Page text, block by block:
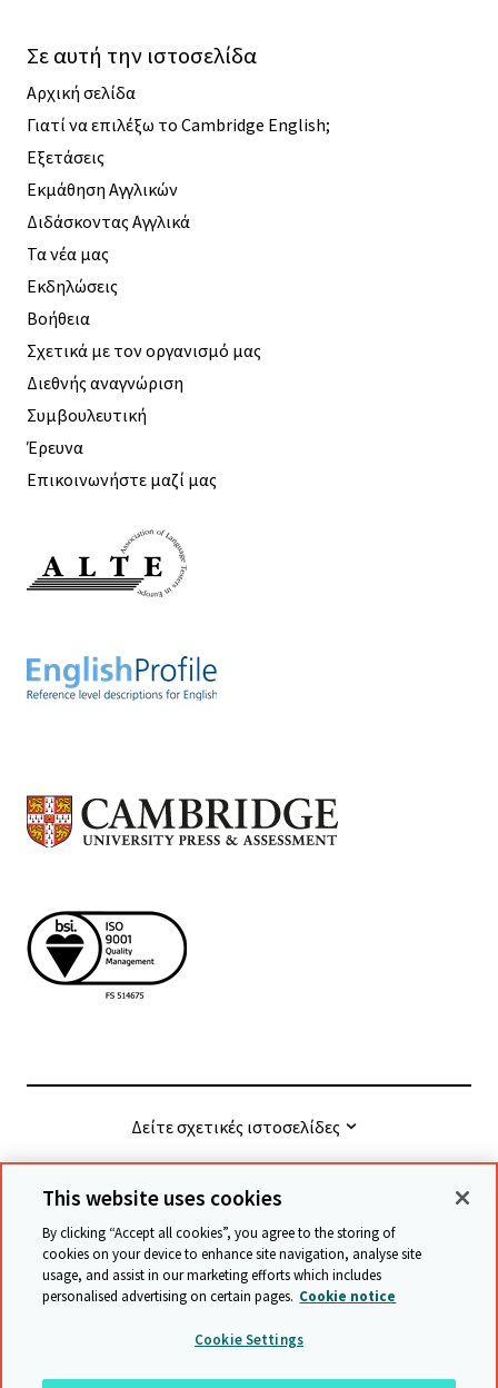
Σε αυτή την ιστοσελίδα
Αρχική σελίδα
Γιατί να επιλέξω το Cambridge English;
Εξετάσεις
Εκμάθηση Αγγλικών
Διδάσκοντας Αγγλικά
Τα νέα μας
Εκδηλώσεις
Βοήθεια
Σχετικά με τον οργανισμό μας
Διεθνής αναγνώριση
Συμβουλευτική
Έρευνα
Επικοινωνήστε μαζί μας
Δείτε σχετικές ιστοσελίδες
© Cambridge University Press & Assessment
Όροι και προϋποθέσεις
Προστασία δεδομένων
Accessibility statement Statement on modern slavery
Safeguarding policy
Χάρτης ιστότοπου
This website uses cookies
By clicking “Accept all cookies”, you agree to the storing of
cookies on your device to enhance site navigation, analyse site
usage, and assist in our marketing efforts which includes
personalised advertising on certain pages. Cookie notice
Cookie Settings